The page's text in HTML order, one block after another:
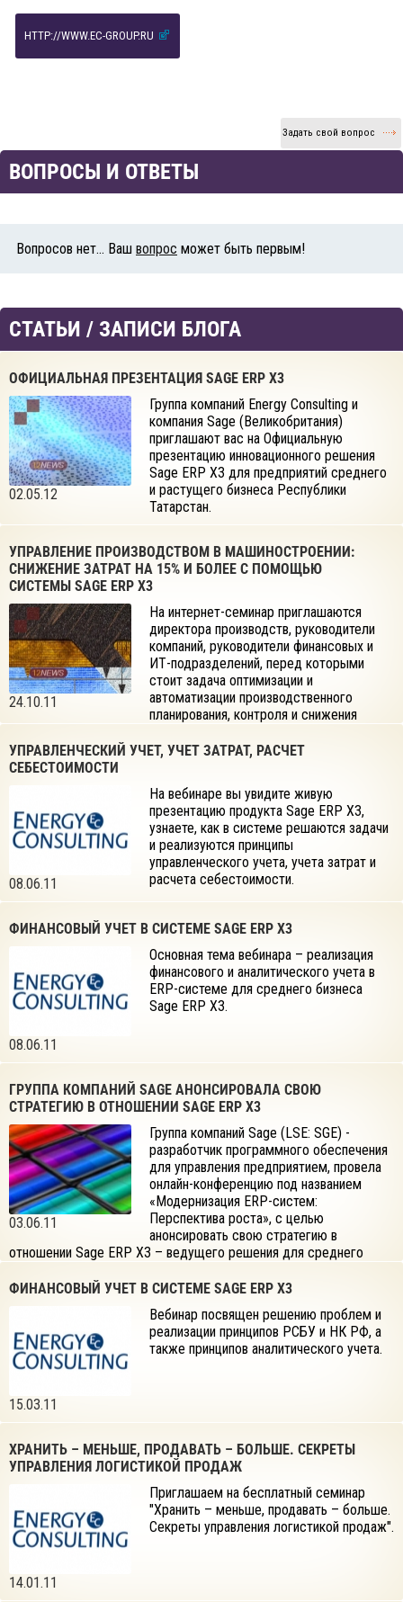
HTTP://WWW.EC-GROUP.RU
Задать свой вопрос
ВОПРОСЫ И ОТВЕТЫ
Вопросов нет... Ваш вопрос может быть первым!
СТАТЬИ / ЗАПИСИ БЛОГА
ОФИЦИАЛЬНАЯ ПРЕЗЕНТАЦИЯ SAGE ERP X3
02.05.12
Группа компаний Energy Consulting и
компания Sage (Великобритания)
приглашают вас на Официальную
презентацию инновационного решения
Sage ERP X3 для предприятий среднего
и растущего бизнеса Республики
Татарстан.
УПРАВЛЕНИЕ ПРОИЗВОДСТВОМ В МАШИНОСТРОЕНИИ:
СНИЖЕНИЕ ЗАТРАТ НА 15% И БОЛЕЕ С ПОМОЩЬЮ
СИСТЕМЫ SAGE ERP X3
24.10.11
На интернет-семинар приглашаются
директора производств, руководители
компаний, руководители финансовых и
ИТ-подразделений, перед которыми
стоит задача оптимизации и
автоматизации производственного
планирования, контроля и снижения
системой управления предприятием Sage ERP X3.
УПРАВЛЕНЧЕСКИЙ УЧЕТ, УЧЕТ ЗАТРАТ, РАСЧЕТ
СЕБЕСТОИМОСТИ
08.06.11
На вебинаре вы увидите живую
презентацию продукта Sage ERP X3,
узнаете, как в системе решаются задачи
и реализуются принципы
управленческого учета, учета затрат и
расчета себестоимости.
ФИНАНСОВЫЙ УЧЕТ В СИСТЕМЕ SAGE ERP X3
08.06.11
Основная тема вебинара – реализация
финансового и аналитического учета в
ERP-системе для среднего бизнеса
Sage ERP X3.
ГРУППА КОМПАНИЙ SAGE АНОНСИРОВАЛА СВОЮ
СТРАТЕГИЮ В ОТНОШЕНИИ SAGE ERP X3
03.06.11
Группа компаний Sage (LSE: SGE) -
разработчик программного обеспечения
для управления предприятием, провела
онлайн-конференцию под названием
«Модернизация ERP-систем:
Перспектива роста», с целью
анонсировать свою стратегию в
отношении Sage ERP X3 – ведущего решения для среднего
ФИНАНСОВЫЙ УЧЕТ В СИСТЕМЕ SAGE ERP X3
15.03.11
Вебинар посвящен решению проблем и
реализации принципов РСБУ и НК РФ, а
также принципов аналитического учета.
ХРАНИТЬ – МЕНЬШЕ, ПРОДАВАТЬ – БОЛЬШЕ. СЕКРЕТЫ
УПРАВЛЕНИЯ ЛОГИСТИКОЙ ПРОДАЖ
14.01.11
Приглашаем на бесплатный семинар
"Хранить – меньше, продавать – больше.
Секреты управления логистикой продаж".